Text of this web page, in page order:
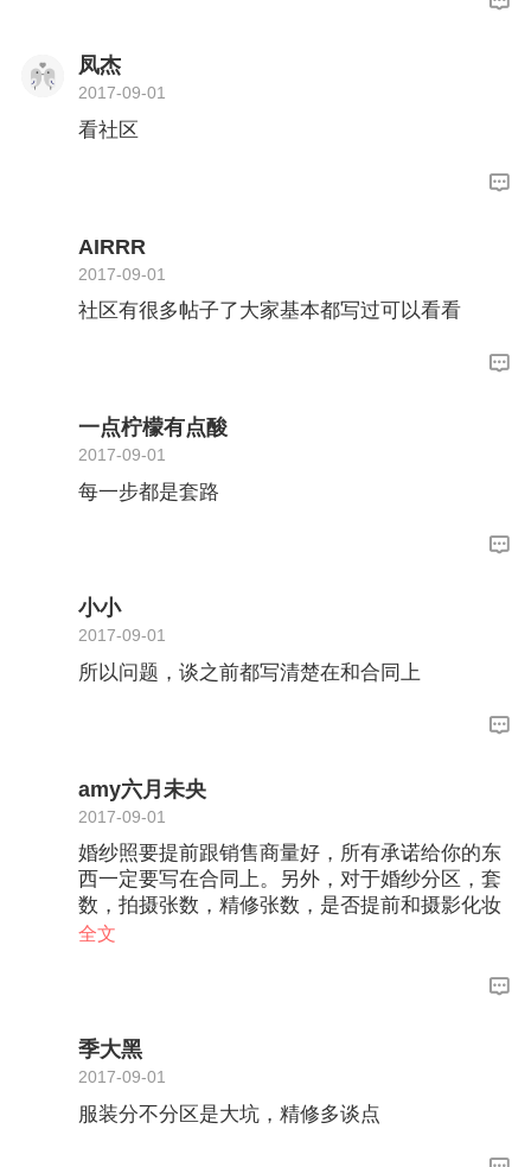
凤杰
2017-09-01
看社区
AIRRR
2017-09-01
社区有很多帖子了大家基本都写过可以看看
一点柠檬有点酸
2017-09-01
每一步都是套路
小小
2017-09-01
所以问题，谈之前都写清楚在和合同上
amy六月未央
2017-09-01
婚纱照要提前跟销售商量好，所有承诺给你的东
西一定要写在合同上。另外，对于婚纱分区，套
数，拍摄张数，精修张数，是否提前和摄影化妆
沟通，相框数量，相框尺寸。包括拍摄的风格，
全文
季大黑
2017-09-01
服装分不分区是大坑，精修多谈点